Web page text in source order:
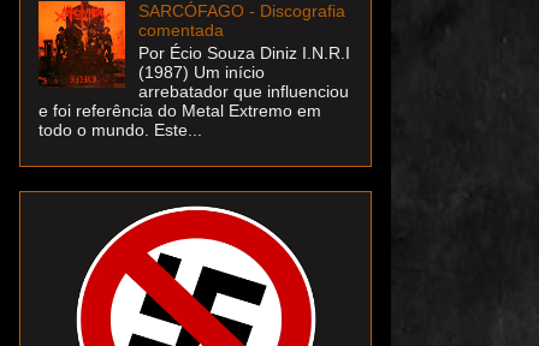
SARCÓFAGO - Discografia
comentada
Por Écio Souza Diniz I.N.R.I
(1987) Um início
arrebatador que influenciou
e foi referência do Metal Extremo em
todo o mundo. Este...